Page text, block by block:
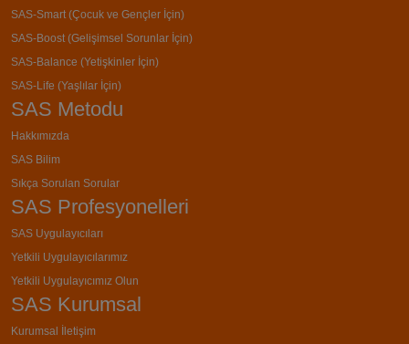
SAS-Smart (Çocuk ve Gençler İçin)
SAS-Boost (Gelişimsel Sorunlar İçin)
SAS-Balance (Yetişkinler İçin)
SAS-Life (Yaşlılar İçin)
SAS Metodu
Hakkımızda
SAS Bilim
Sıkça Sorulan Sorular
SAS Profesyonelleri
SAS Uygulayıcıları
Yetkili Uygulayıcılarımız
Yetkili Uygulayıcımız Olun
SAS Kurumsal
Kurumsal İletişim